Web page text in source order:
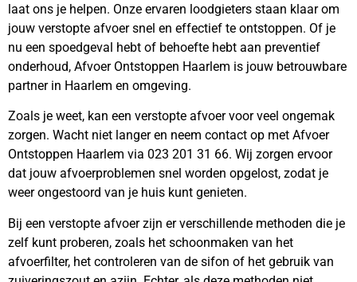
laat ons je helpen. Onze ervaren loodgieters staan klaar om
jouw verstopte afvoer snel en effectief te ontstoppen. Of je
nu een spoedgeval hebt of behoefte hebt aan preventief
onderhoud, Afvoer Ontstoppen Haarlem is jouw betrouwbare
partner in Haarlem en omgeving.
Zoals je weet, kan een verstopte afvoer voor veel ongemak
zorgen. Wacht niet langer en neem contact op met Afvoer
Ontstoppen Haarlem via 023 201 31 66. Wij zorgen ervoor
dat jouw afvoerproblemen snel worden opgelost, zodat je
weer ongestoord van je huis kunt genieten.
Bij een verstopte afvoer zijn er verschillende methoden die je
zelf kunt proberen, zoals het schoonmaken van het
afvoerfilter, het controleren van de sifon of het gebruik van